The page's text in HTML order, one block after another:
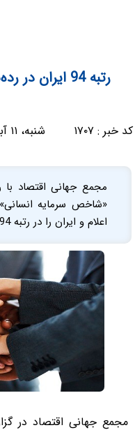
رتبه 94 ایران در رده‌بندی جهانی سرمایه انسانی
کد خبر : ۱۷۰۷ شنبه، ۱۱ آبان ۱۳۹۲ - ۰۹:۵۴:۴۵
اعلام و ایران را در رتبه 94 جهان از این نظر قرار داد.